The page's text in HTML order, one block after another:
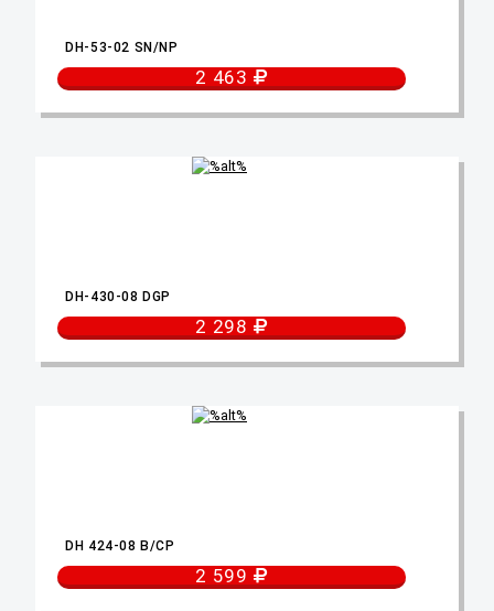
DH-53-02 SN/NP
2 463
DH-430-08 DGP
2 298
DH 424-08 B/CP
2 599